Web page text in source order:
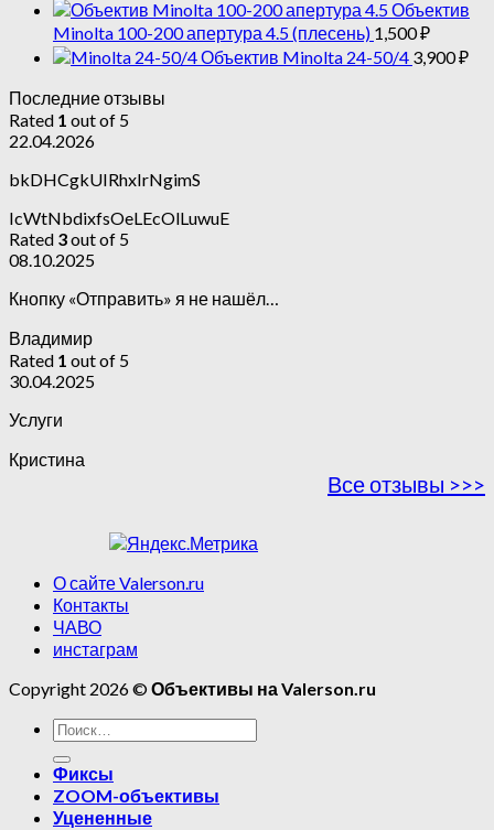
Объектив
Minolta 100-200 апертура 4.5 (плесень) 1,500₽
Объектив Minolta 24-50/4 3,900₽
Последние отзывы
Rated 1 out of 5
22.04.2026
bkDHCgkUIRhxIrNgimS
IcWtNbdixfsOeLEcOlLuwuE
Rated 3out of 5
08.10.2025
Кнопку «Отправить» я не нашёл…
Владимир
Rated 1 out of 5
30.04.2025
Услуги
Кристина
Все отзывы >>>
О сайте Valerson.ru
Контакты
ЧАВО
инстаграм
Copyright 2026 © Объективы на Valerson.ru
Фиксы
ZOOM-объективы
Уцененные